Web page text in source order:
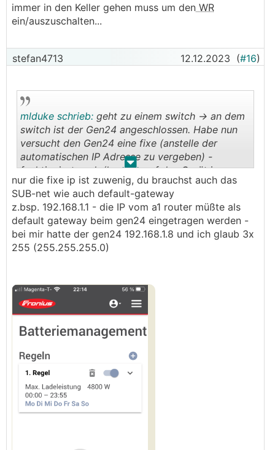
in den Keller gehen muss um denWR
ein/auszuschalten...
Gib ihm doch eine fixe IP
immer in den Keller gehen muss um den WR
ein/auszuschalten...
stefan4713 12.12.2023 (#16)
. .
mlduke schrieb: geht zu einem switch -> an dem
switch ist der Gen24 angeschlossen. Habe nun
versucht den Gen24 eine fixe (anstelle der
automatischen IP Adresse zu vergeben) -
funktioniert auch (komme auf das Gerät im
Hausnetzwerk mit dieser fixen IP Adresse. Leider
keine Verbindung zu solarweb möglich
nur die fixe ip ist zuwenig, du brauchst auch das
SUB-net wie auch default-gateway
z.bsp. 192.168.1.1 - die IP vom a1 router müßte als
default gateway beim gen24 eingetragen werden -
bei mir hatte der gen24 192.168.1.8 und ich glaub 3x
255 (255.255.255.0)